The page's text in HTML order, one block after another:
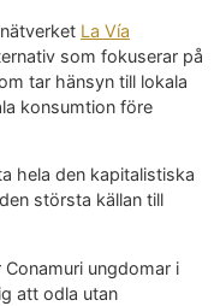
La Vía
som fokuserar på
tar hänsyn till lokala
konsumtion före
hela den kapitalistiska
största källan till
ungdomar i
att odla utan